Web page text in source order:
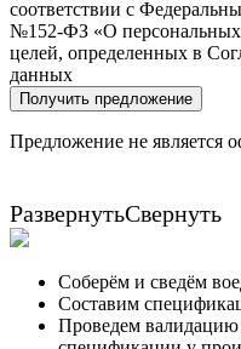
соответствии с
№152-ФЗ «О персональных
целей, определенных в
данных
Получить предложение
Предложение не является
РазвернутьСвернуть
Соберём и сведём
Составим
Проведем валидацию